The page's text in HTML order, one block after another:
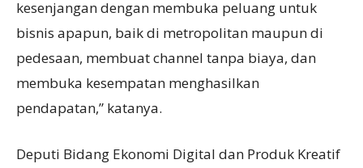
kesenjangan dengan membuka peluang untuk
bisnis apapun, baik di metropolitan maupun di
pedesaan, membuat channel tanpa biaya, dan
membuka kesempatan menghasilkan
pendapatan,” katanya.
Deputi Bidang Ekonomi Digital dan Produk Kreatif